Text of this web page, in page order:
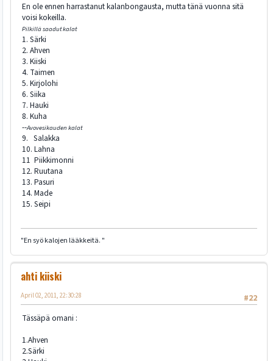
En ole ennen harrastanut kalanbongausta, mutta tänä vuonna sitä
voisi kokeilla.
Pilkillä saadut kalat
1. Särki
2. Ahven
3. Kiiski
4. Taimen
5. Kirjolohi
6. Siika
7. Hauki
8. Kuha
--Avovesikauden kalat
9. Salakka
10. Lahna
11 Piikkimonni
12. Ruutana
13. Pasuri
14. Made
15. Seipi
"En syö kalojen lääkkeitä. "
ahti kiiski
#22
April 02, 2011, 22:30:28
Tässäpä omani :
1.Ahven
2.Särki